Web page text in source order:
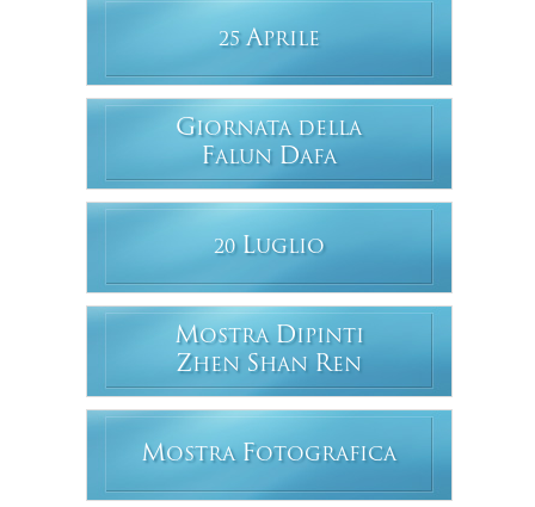
25 APRILE
GIORNATA DELLA
FALUN DAFA
20 LUGLIO
MOSTRA DIPINTI
ZHEN SHAN REN
MOSTRA FOTOGRAFICA